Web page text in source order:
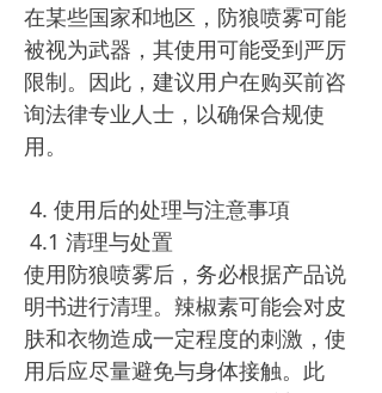
在某些国家和地区，防狼喷雾可能
被视为武器，其使用可能受到严厉
限制。因此，建议用户在购买前咨
询法律专业人士，以确保合规使
用。
4. 使用后的处理与注意事項
4.1 清理与处置
使用防狼喷雾后，务必根据产品说
明书进行清理。辣椒素可能会对皮
肤和衣物造成一定程度的刺激，使
用后应尽量避免与身体接触。此